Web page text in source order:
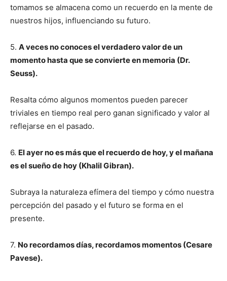
tomamos se almacena como un recuerdo en la mente de
nuestros hijos, influenciando su futuro.
5. A veces no conoces el verdadero valor de un
momento hasta que se convierte en memoria (Dr.
Seuss).
Resalta cómo algunos momentos pueden parecer
triviales en tiempo real pero ganan significado y valor al
reflejarse en el pasado.
6. El ayer no es más que el recuerdo de hoy, y el mañana
es el sueño de hoy (Khalil Gibran).
Subraya la naturaleza efímera del tiempo y cómo nuestra
percepción del pasado y el futuro se forma en el
presente.
7. No recordamos días, recordamos momentos (Cesare
Pavese).